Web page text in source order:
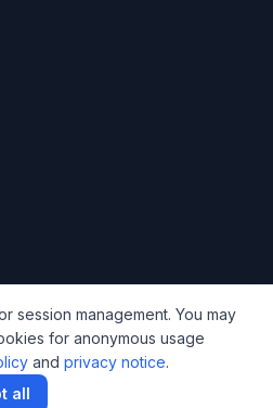
of Use
Cookie Policy
All rights reserved.
session management. You may
for anonymous usage
and privacy notice.
all